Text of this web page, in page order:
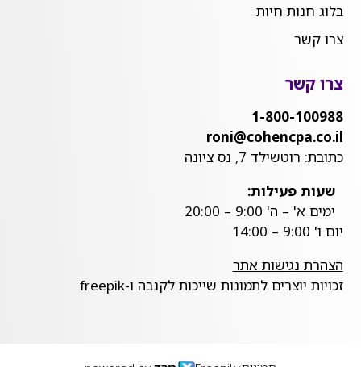
בלוג חנות חיות
צרו קשר
צרו קשר
1-800-100988
roni@cohencpa.co.il
כתובת: רוטשילד 7, נס ציונה
שעות פעילות:
ימים א' – ה' 9:00 – 20:00
יום ו' 9:00 – 14:00
הצהרת נגישות אתר
זכויות יוצרים לתמונות שייכות לקנבה ו-freepik